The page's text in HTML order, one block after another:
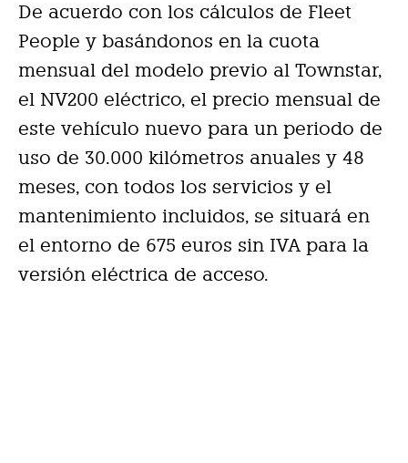
De acuerdo con los cálculos de Fleet
People y basándonos en la cuota
mensual del modelo previo al Townstar,
el NV200 eléctrico, el precio mensual de
este vehículo nuevo para un periodo de
uso de 30.000 kilómetros anuales y 48
meses, con todos los servicios y el
mantenimiento incluidos, se situará en
el entorno de 675 euros sin IVA para la
versión eléctrica de acceso.